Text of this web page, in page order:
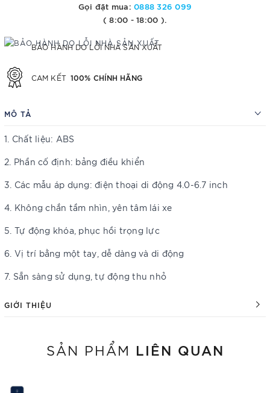
Gọi đặt mua:0888 326 099
( 8:00 - 18:00 ).
BẢO HÀNH DO LỖI NHÀ SẢN XUẤT
CAM KẾT 100% CHÍNH HÃNG
MÔ TẢ
1. Chất liệu: ABS
2. Phần cố định: bảng điều khiển
3. Các mẫu áp dụng: điện thoại di động 4.0-6.7 inch
4. Không chắn tầm nhìn, yên tâm lái xe
5. Tự động khóa, phục hồi trọng lực
6. Vị trí bằng một tay, dễ dàng và di động
7. Sẵn sàng sử dụng, tự động thu nhỏ
GIỚI THIỆU
SẢN PHẨM LIÊN QUAN